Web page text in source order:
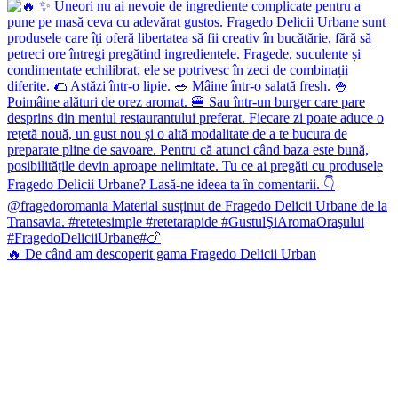
🔥 De când am descoperit gama Fragedo Delicii Urban